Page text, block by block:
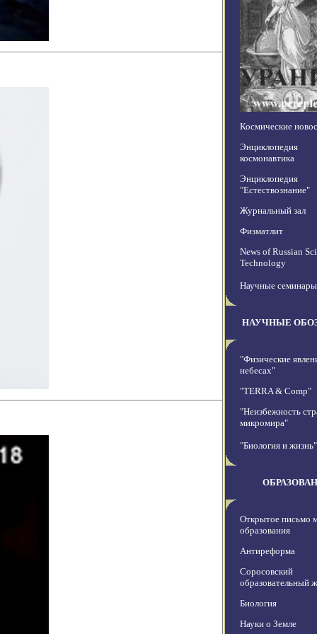
Космические
Энциклопедия
космонавтика
Энциклопедия
"Естествознание"
Журнальный зал
Физматлит
News of Russian
Technology
Научные семинары
НАУЧНЫЕ
"Физические
небесах"
"TERRA & Comp"
"Неизбежность
микромира"
"Биология и жизнь"
Открытое письмо
образования
Антиреформа
Соросовский
образовательный
Биология
Науки о Земле